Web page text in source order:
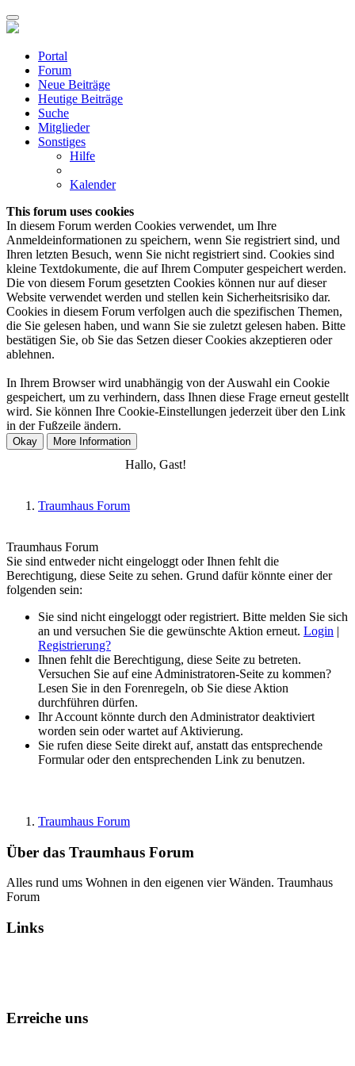
Portal
Forum
Neue Beiträge
Heutige Beiträge
Suche
Mitglieder
Sonstiges
Hilfe
Kalender
This forum uses cookies
In diesem Forum werden Cookies verwendet, um Ihre
Anmeldeinformationen zu speichern, wenn Sie registriert sind, und
Ihren letzten Besuch, wenn Sie nicht registriert sind. Cookies sind
kleine Textdokumente, die auf Ihrem Computer gespeichert werden.
Die von diesem Forum gesetzten Cookies können nur auf dieser
Website verwendet werden und stellen kein Sicherheitsrisiko dar.
Cookies in diesem Forum verfolgen auch die spezifischen Themen,
die Sie gelesen haben, und wann Sie sie zuletzt gelesen haben. Bitte
bestätigen Sie, ob Sie das Setzen dieser Cookies akzeptieren oder
ablehnen.
In Ihrem Browser wird unabhängig von der Auswahl ein Cookie
gespeichert, um zu verhindern, dass Ihnen diese Frage erneut gestellt
wird. Sie können Ihre Cookie-Einstellungen jederzeit über den Link
in der Fußzeile ändern.
Hallo, Gast!
Traumhaus Forum
Traumhaus Forum
Sie sind entweder nicht eingeloggt oder Ihnen fehlt die
Berechtigung, diese Seite zu sehen. Grund dafür könnte einer der
folgenden sein:
Sie sind nicht eingeloggt oder registriert. Bitte melden Sie sich
an und versuchen Sie die gewünschte Aktion erneut. Login |
Registrierung?
Ihnen fehlt die Berechtigung, diese Seite zu betreten.
Versuchen Sie auf eine Administratoren-Seite zu kommen?
Lesen Sie in den Forenregeln, ob Sie diese Aktion
durchführen dürfen.
Ihr Account könnte durch den Administrator deaktiviert
worden sein oder wartet auf Aktivierung.
Sie rufen diese Seite direkt auf, anstatt das entsprechende
Formular oder den entsprechenden Link zu benutzen.
Traumhaus Forum
Über das Traumhaus Forum
Alles rund ums Wohnen in den eigenen vier Wänden. Traumhaus
Forum
Links
Erreiche uns